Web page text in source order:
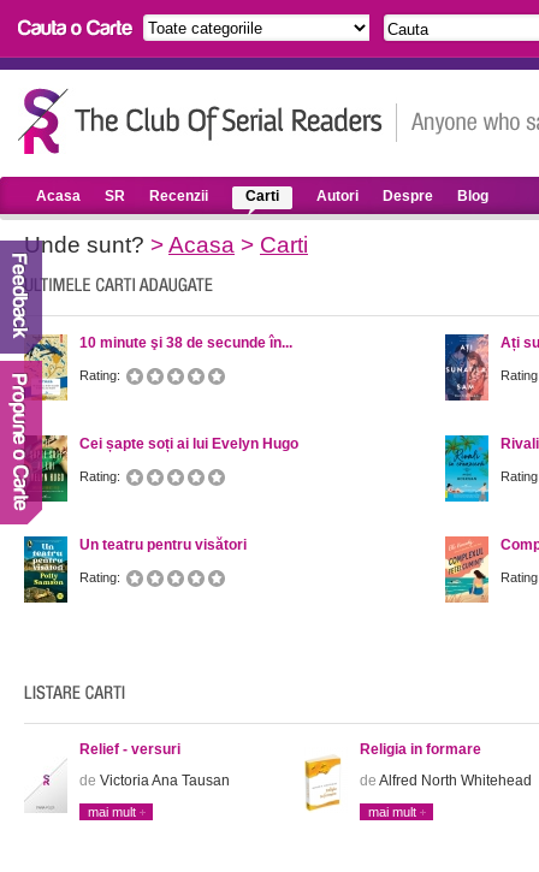
Acasa SR Recenzii Carti Autori Despre Blog
Unde sunt? >Acasa > Carti
10 minute şi 38 de secunde în...
Rating:
Cei șapte soți ai lui Evelyn Hugo
Rating:
Un teatru pentru visători
Rating:
Ați
Relief - versuri
de Victoria Ana Tausan
mai mult
Religia in formare
de Alfred North Whitehead
mai mult